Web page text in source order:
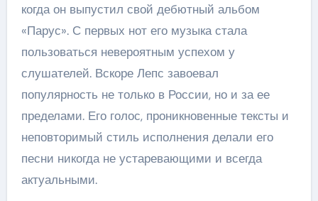
когда он выпустил свой дебютный альбом
«Парус». С первых нот его музыка стала
пользоваться невероятным успехом у
слушателей. Вскоре Лепс завоевал
популярность не только в России, но и за ее
пределами. Его голос, проникновенные тексты и
неповторимый стиль исполнения делали его
песни никогда не устаревающими и всегда
актуальными.